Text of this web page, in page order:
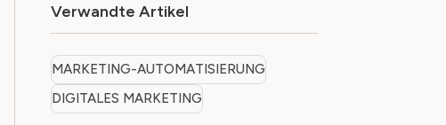
Verwandte Artikel
MARKETING-AUTOMATISIERUNG
DIGITALES MARKETING